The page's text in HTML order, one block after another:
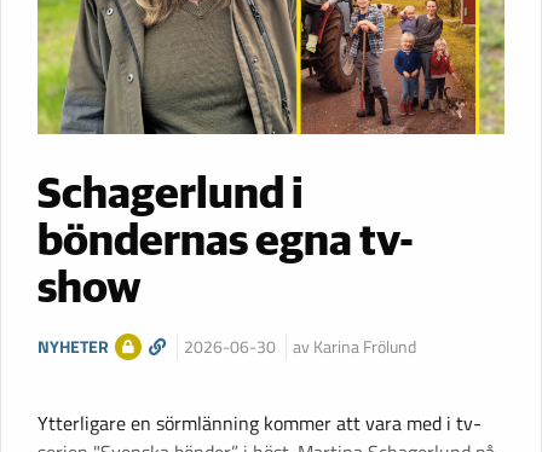
Schagerlund i
böndernas egna tv-
show
NYHETER 2026-06-30 av Karina Frölund
Ytterligare en sörmlänning kommer att vara med i tv-